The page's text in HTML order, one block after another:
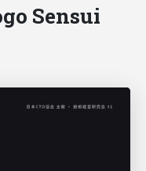
Sensui